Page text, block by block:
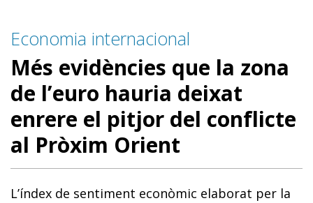
Economia internacional
Més evidències que la zona
de l’euro hauria deixat
enrere el pitjor del conflicte
al Pròxim Orient
L’índex de sentiment econòmic elaborat per la